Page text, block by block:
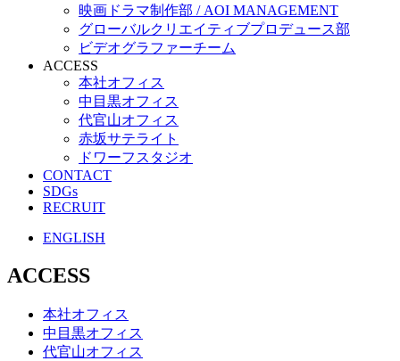
映画ドラマ制作部 / AOI MANAGEMENT
グローバルクリエイティブプロデュース部
ビデオグラファーチーム
ACCESS
本社オフィス
中目黒オフィス
代官山オフィス
赤坂サテライト
ドワーフスタジオ
CONTACT
SDGs
RECRUIT
ENGLISH
ACCESS
本社オフィス
中目黒オフィス
代官山オフィス